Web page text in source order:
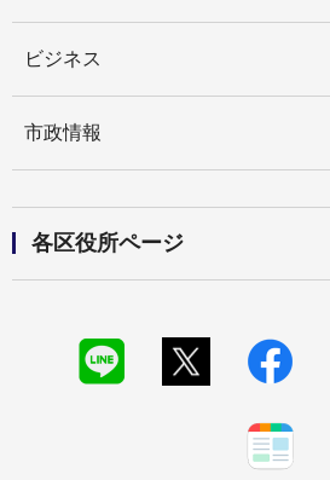
ビジネス
市政情報
各区役所ページ